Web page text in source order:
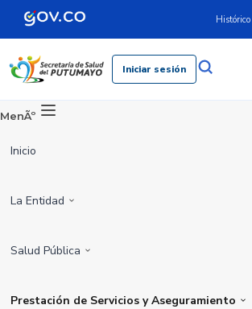
Iniciar sesión
MenÃº
Inicio
La Entidad
Salud Pública
Prestación de Servicios y Aseguramiento